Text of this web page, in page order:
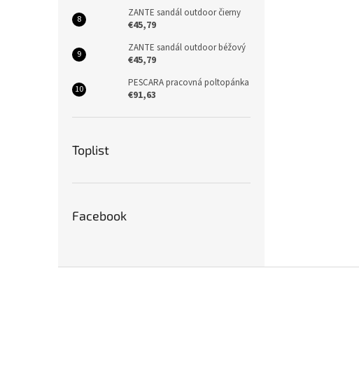
ZANTE sandál outdoor čierny
€45,79
ZANTE sandál outdoor béžový
€45,79
PESCARA pracovná poltopánka
€91,63
Toplist
Facebook